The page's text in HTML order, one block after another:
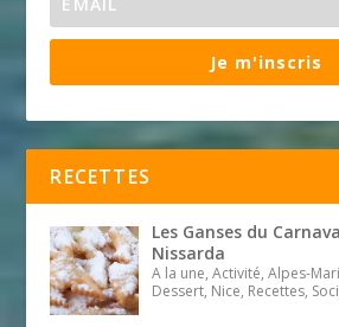
Je m'inscris
RECETTES
Les Ganses du
Nissarda
A la une, Activité, Alpes-
Dessert, Nice, Recettes,